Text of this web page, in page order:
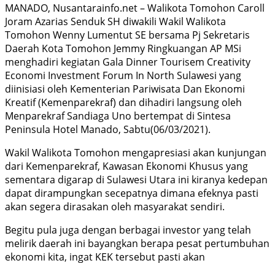
MANADO, Nusantarainfo.net – Walikota Tomohon Caroll
Joram Azarias Senduk SH diwakili Wakil Walikota
Tomohon Wenny Lumentut SE bersama Pj Sekretaris
Daerah Kota Tomohon Jemmy Ringkuangan AP MSi
menghadiri kegiatan Gala Dinner Tourisem Creativity
Economi Investment Forum In North Sulawesi yang
diinisiasi oleh Kementerian Pariwisata Dan Ekonomi
Kreatif (Kemenparekraf) dan dihadiri langsung oleh
Menparekraf Sandiaga Uno bertempat di Sintesa
Peninsula Hotel Manado, Sabtu(06/03/2021).
Wakil Walikota Tomohon mengapresiasi akan kunjungan
dari Kemenparekraf, Kawasan Ekonomi Khusus yang
sementara digarap di Sulawesi Utara ini kiranya kedepan
dapat dirampungkan secepatnya dimana efeknya pasti
akan segera dirasakan oleh masyarakat sendiri.
Begitu pula juga dengan berbagai investor yang telah
melirik daerah ini bayangkan berapa pesat pertumbuhan
ekonomi kita, ingat KEK tersebut pasti akan